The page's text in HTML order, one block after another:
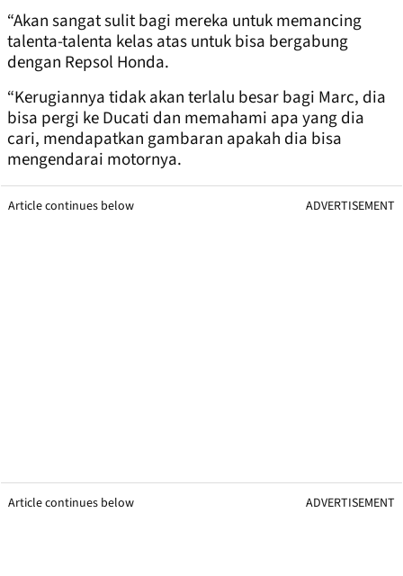
“Akan sangat sulit bagi mereka untuk memancing
talenta-talenta kelas atas untuk bisa bergabung
dengan Repsol Honda.
“Kerugiannya tidak akan terlalu besar bagi Marc, dia
bisa pergi ke Ducati dan memahami apa yang dia
cari, mendapatkan gambaran apakah dia bisa
mengendarai motornya.
Article continues below ADVERTISEMENT
Article continues below ADVERTISEMENT